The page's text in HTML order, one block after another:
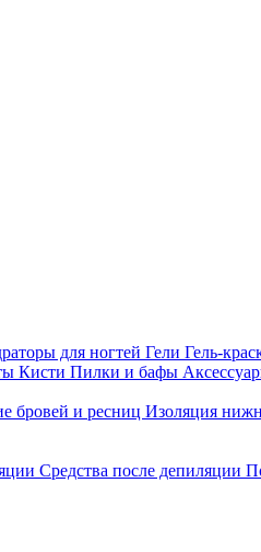
для ногтей Гели Гель-
Кисти Пилки и бафы
бровей и ресниц Изоляция
Средства после депиляции